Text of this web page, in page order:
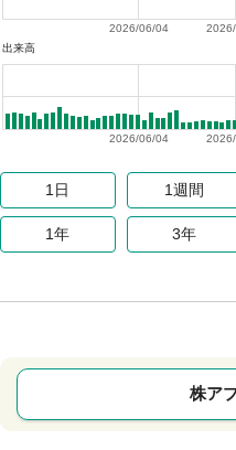
2026/06/04
出来高
2026/06/04
1日 1週間
1年 3年
株ア